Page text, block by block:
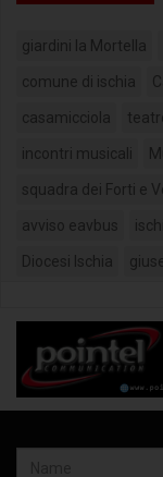
giardini la Mortella
comune di ischia
casamicciola
incontri musicali
squadra dei Forti e
avviso eavbus
Diocesi Ischia